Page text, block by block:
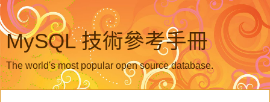
MySQL 技術參考手冊
The world's most popular open source database.